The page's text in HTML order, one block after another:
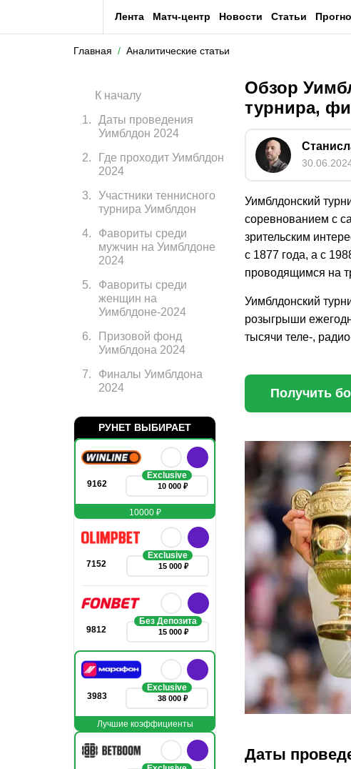
Лента Матч-центр Новости Статьи
Главная Аналитические статьи
Обзор
турнира,
Уимблдонский
соревнованием с
зрительским
с 1877 года, а с
проводящимся на
Уимблдонский
розыгрыши
тысячи теле-,
Получить
Даты
К началу
1 .
Даты проведения
Уимблдон 2024
2.
Где проходит Уимблдон
2024
3.
Участники теннисного
турнира Уимблдон
4.
Фавориты среди
мужчин на Уимблдоне
2024
5.
Фавориты среди
женщин на
Уимблдоне-2024
6.
Призовой фонд
Уимблдона 2024
7.
Финалы Уимблдона
2024
РУНЕТ ВЫБИРАЕТ
9162
Exclusive
10 000 ₽
10000 ₽
7152
Exclusive
15 000 ₽
9812
Без Депозита
15 000 ₽
3983
Exclusive
38 000 ₽
Лучшие коэффициенты